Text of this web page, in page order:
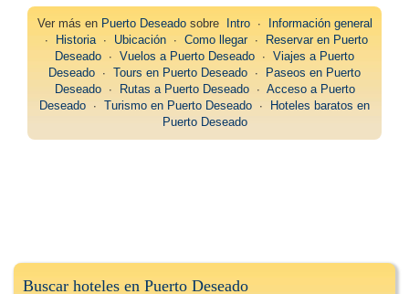
Ver más en Puerto Deseadosobre Intro∙
Información general
∙
Historia∙ Ubicación ∙ Como llegar∙
Reservar en Puerto
Deseado ∙ Vuelos a Puerto Deseado ∙ Viajes a Puerto
Deseado ∙ Tours en Puerto Deseado ∙
Paseos en Puerto
Deseado∙ Rutas a Puerto Deseado∙ Acceso a Puerto
Deseado ∙ Turismo en Puerto Deseado ∙
Hoteles baratos en
Puerto Deseado
Buscar hoteles en Puerto Deseado